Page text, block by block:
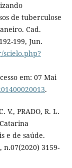
de tuberculose
Cad.
199, Jun.
em: 07 Mai
.
V., PRADO, R. L.
e de saúde.
n.07(2020) 3159-